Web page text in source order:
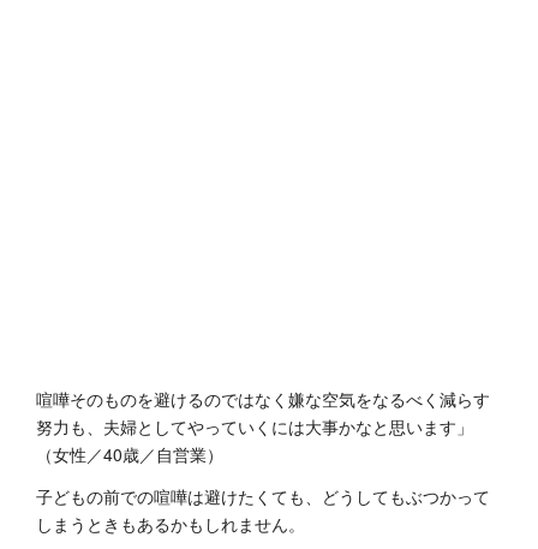
喧嘩そのものを避けるのではなく嫌な空気をなるべく減らす
努力も、夫婦としてやっていくには大事かなと思います」
（女性／40歳／自営業）
子どもの前での喧嘩は避けたくても、どうしてもぶつかって
しまうときもあるかもしれません。